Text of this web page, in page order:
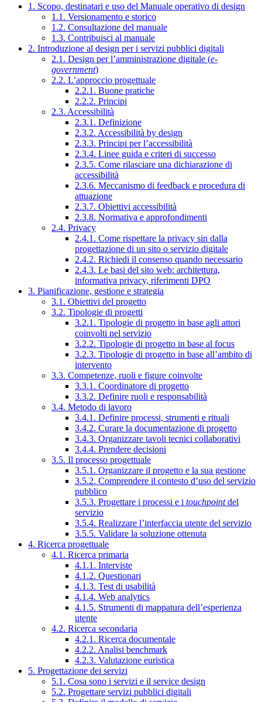
1. Scopo, destinatari e uso del Manuale operativo di design
1.1. Versionamento e storico
1.2. Consultazione del manuale
1.3. Contribuisci al manuale
2. Introduzione al design per i servizi pubblici digitali
2.1. Design per l’amministrazione digitale (e-
government)
2.2. L’approccio progettuale
2.2.1. Buone pratiche
2.2.2. Principi
2.3. Accessibilità
2.3.1. Definizione
2.3.2. Accessibilità by design
2.3.3. Principi per l’accessibilità
2.3.4. Linee guida e criteri di successo
2.3.5. Come rilasciare una dichiarazione di
accessibilità
2.3.6. Meccanismo di feedback e procedura di
attuazione
2.3.7. Obiettivi accessibilità
2.3.8. Normativa e approfondimenti
2.4. Privacy
2.4.1. Come rispettare la privacy sin dalla
progettazione di un sito o servizio digitale
2.4.2. Richiedi il consenso quando necessario
2.4.3. Le basi del sito web: architettura,
informativa privacy, riferimenti DPO
3. Pianificazione, gestione e strategia
3.1. Obiettivi del progetto
3.2. Tipologie di progetti
3.2.1. Tipologie di progetto in base agli attori
coinvolti nel servizio
3.2.2. Tipologie di progetto in base al focus
3.2.3. Tipologie di progetto in base all’ambito di
intervento
3.3. Competenze, ruoli e figure coinvolte
3.3.1. Coordinatore di progetto
3.3.2. Definire ruoli e responsabilità
3.4. Metodo di lavoro
3.4.1. Definire processi, strumenti e rituali
3.4.2. Curare la documentazione di progetto
3.4.3. Organizzare tavoli tecnici collaborativi
3.4.4. Prendere decisioni
3.5. Il processo progettuale
3.5.1. Organizzare il progetto e la sua gestione
3.5.2. Comprendere il contesto d’uso del servizio
pubblico
3.5.3. Progettare i processi e i touchpointdel
servizio
3.5.4. Realizzare l’interfaccia utente del servizio
3.5.5. Validare la soluzione ottenuta
4. Ricerca progettuale
4.1. Ricerca primaria
4.1.1. Interviste
4.1.2. Questionari
4.1.3. Test di usabilità
4.1.4. Web analytics
4.1.5. Strumenti di mappatura dell’esperienza
utente
4.2. Ricerca secondaria
4.2.1. Ricerca documentale
4.2.2. Analisi benchmark
4.2.3. Valutazione euristica
5. Progettazione dei servizi
5.1. Cosa sono i servizi e il service design
5.2. Progettare servizi pubblici digitali